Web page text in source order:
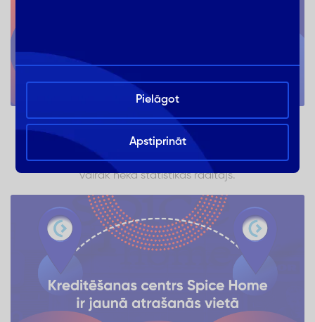
INCREDIT SAŅEM VID AUGSTĀKO "A"
REITINGU
Valsts ieņēmumu dienestam “A” reitinga uzņēmumi ir
vairāk nekā statistikas rādītājs.
Pielāgot
Apstiprināt